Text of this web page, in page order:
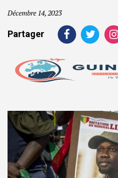
Décembre 14, 2023
Partager